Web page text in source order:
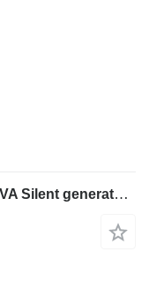
Baudouin 6P15 Leroy Somer 400 kVA Silent generatorset